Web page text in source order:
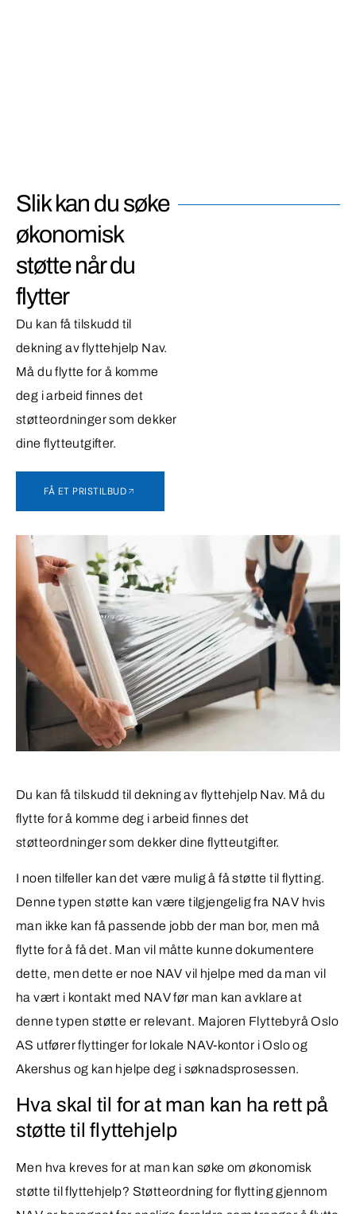
Slik kan du søke
økonomisk
støtte når du
flytter
Du kan få tilskudd til
dekning av flyttehjelp Nav.
Må du flytte for å komme
deg i arbeid finnes det
støtteordninger som dekker
dine flytteutgifter.
FÅ ET PRISTILBUD
Du kan få tilskudd til dekning av flyttehjelp Nav. Må du
flytte for å komme deg i arbeid finnes det
støtteordninger som dekker dine flytteutgifter.
I noen tilfeller kan det være mulig å få støtte til flytting.
Denne typen støtte kan være tilgjengelig fra NAV hvis
man ikke kan få passende jobb der man bor, men må
flytte for å få det. Man vil måtte kunne dokumentere
dette, men dette er noe NAV vil hjelpe med da man vil
ha vært i kontakt med NAV før man kan avklare at
denne typen støtte er relevant. Majoren Flyttebyrå Oslo
AS utfører flyttinger for lokale NAV-kontor i Oslo og
Akershus og kan hjelpe deg i søknadsprosessen.
Hva skal til for at man kan ha rett på
støtte til flyttehjelp
Men hva kreves for at man kan søke om økonomisk
støtte til flyttehjelp? Støtteordning for flytting gjennom